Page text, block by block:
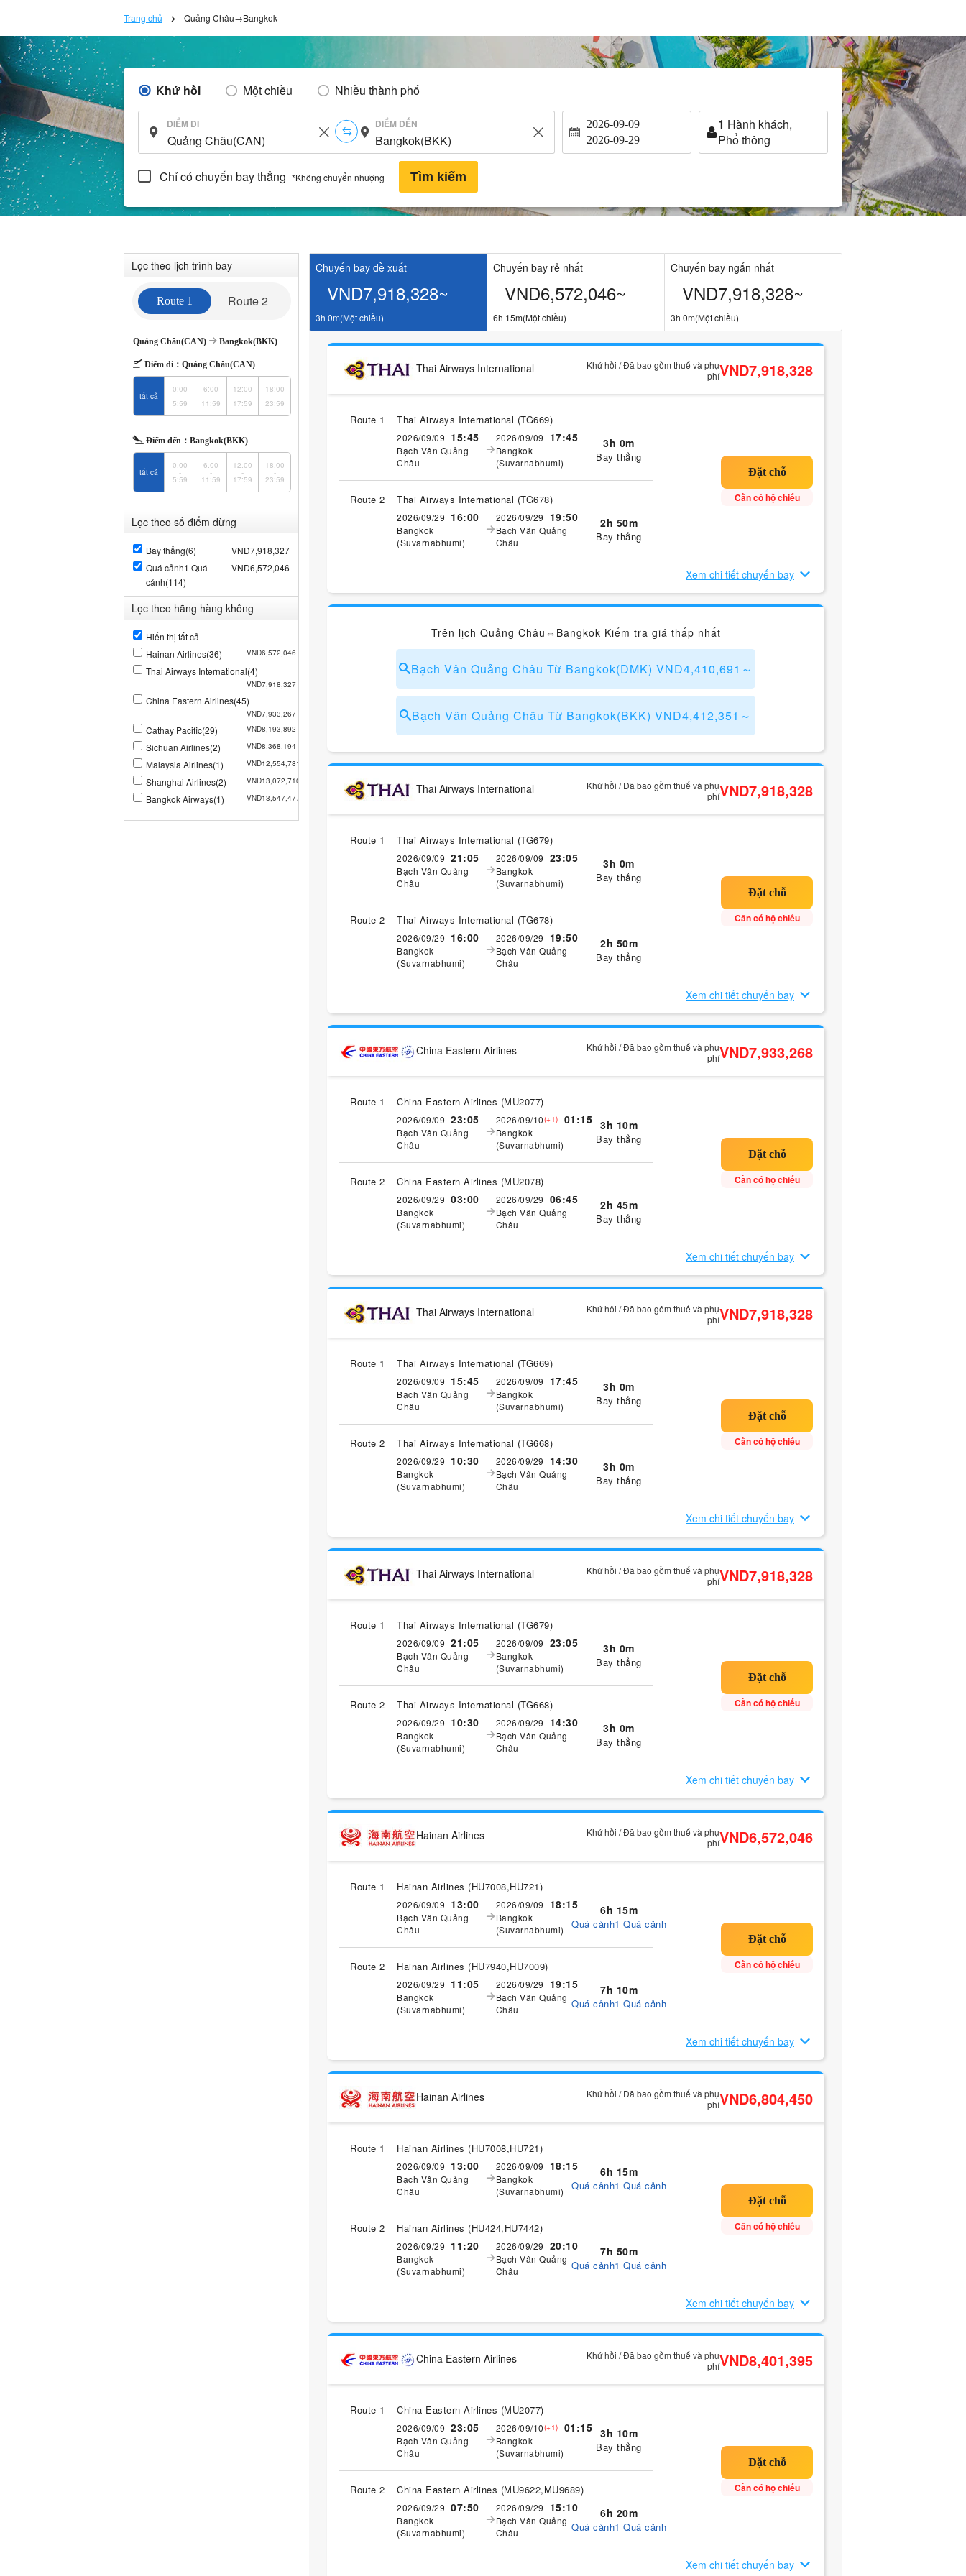
Trang chủ Quảng Châu→Bangkok
Khứ hồi Một chiều Nhiều thành phố
ĐIỂM ĐI ĐIỂM ĐẾN 2026-09-09
2026-09-29
1 Hành khách,
Phổ thông
Chỉ có chuyến bay thẳng *Không chuyển nhượng Tìm kiếm
Lọc theo lịch trình bay
Route 1 Route 2
Quảng Châu(CAN) Bangkok(BKK)
Điểm đi： Quảng Châu(CAN)
tất cả
0:00
-
5:59
6:00
-
11:59
12:00
-
17:59
18:00
-
23:59
Điểm đến： Bangkok(BKK)
tất cả
0:00
-
5:59
6:00
-
11:59
12:00
-
17:59
18:00
-
23:59
Lọc theo số điểm dừng
Bay thẳng(6)
VND7,918,327
Quá cảnh1 Quá
cảnh(114)
VND6,572,046
Lọc theo hãng hàng không
Hiển thị tất cả
Hainan Airlines(36)
VND6,572,046
Thai Airways International(4)
VND7,918,327
China Eastern Airlines(45)
VND7,933,267
Cathay Pacific(29) VND8,193,892
Sichuan Airlines(2) VND8,368,194
Malaysia Airlines(1) VND12,554,781
Shanghai Airlines(2) VND13,072,710
Bangkok Airways(1) VND13,547,477
Chuyến bay đề xuất
VND7,918,328~
3h 0m(Một chiều)
Chuyến bay rẻ nhất
VND6,572,046~
6h 15m(Một chiều)
Chuyến bay ngắn nhất
VND7,918,328~
3h 0m(Một chiều)
Thai Airways International
Khứ hồi / Đã bao gồm thuế và phụ
phíVND7,918,328
Route 1 Thai Airways International (TG669)
2026/09/09 15:45
Bạch Vân Quảng
Châu
2026/09/09 17:45
Bangkok
(Suvarnabhumi)
3h 0m
Bay thẳng
Route 2 Thai Airways International (TG678)
2026/09/29 16:00
Bangkok
(Suvarnabhumi)
2026/09/29 19:50
Bạch Vân Quảng
Châu
2h 50m
Bay thẳng
Cần có hộ chiếu
Xem chi tiết chuyến bay
Trên lịch Quảng Châu⇔Bangkok Kiểm tra giá thấp nhất
Bạch Vân Quảng Châu Từ Bangkok(DMK) VND4,410,691～
Bạch Vân Quảng Châu Từ Bangkok(BKK) VND4,412,351～
Thai Airways International
Khứ hồi / Đã bao gồm thuế và phụ
phíVND7,918,328
Route 1 Thai Airways International (TG679)
2026/09/09 21:05
Bạch Vân Quảng
Châu
2026/09/09 23:05
Bangkok
(Suvarnabhumi)
3h 0m
Bay thẳng
Route 2 Thai Airways International (TG678)
2026/09/29 16:00
Bangkok
(Suvarnabhumi)
2026/09/29 19:50
Bạch Vân Quảng
Châu
2h 50m
Bay thẳng
Cần có hộ chiếu
Xem chi tiết chuyến bay
China Eastern Airlines
Khứ hồi / Đã bao gồm thuế và phụ
phíVND7,933,268
Route 1 China Eastern Airlines (MU2077)
2026/09/09 23:05
Bạch Vân Quảng
Châu
2026/09/10(+1) 01:15
Bangkok
(Suvarnabhumi)
3h 10m
Bay thẳng
Route 2 China Eastern Airlines (MU2078)
2026/09/29 03:00
Bangkok
(Suvarnabhumi)
2026/09/29 06:45
Bạch Vân Quảng
Châu
2h 45m
Bay thẳng
Cần có hộ chiếu
Xem chi tiết chuyến bay
Thai Airways International
Khứ hồi / Đã bao gồm thuế và phụ
phíVND7,918,328
Route 1 Thai Airways International (TG669)
2026/09/09 15:45
Bạch Vân Quảng
Châu
2026/09/09 17:45
Bangkok
(Suvarnabhumi)
3h 0m
Bay thẳng
Route 2 Thai Airways International (TG668)
2026/09/29 10:30
Bangkok
(Suvarnabhumi)
2026/09/29 14:30
Bạch Vân Quảng
Châu
3h 0m
Bay thẳng
Cần có hộ chiếu
Xem chi tiết chuyến bay
Thai Airways International
Khứ hồi / Đã bao gồm thuế và phụ
phíVND7,918,328
Route 1 Thai Airways International (TG679)
2026/09/09 21:05
Bạch Vân Quảng
Châu
2026/09/09 23:05
Bangkok
(Suvarnabhumi)
3h 0m
Bay thẳng
Route 2 Thai Airways International (TG668)
2026/09/29 10:30
Bangkok
(Suvarnabhumi)
2026/09/29 14:30
Bạch Vân Quảng
Châu
3h 0m
Bay thẳng
Cần có hộ chiếu
Xem chi tiết chuyến bay
Hainan Airlines
Khứ hồi / Đã bao gồm thuế và phụ
phíVND6,572,046
Route 1 Hainan Airlines (HU7008,HU721)
2026/09/09 13:00
Bạch Vân Quảng
Châu
2026/09/09 18:15
Bangkok
(Suvarnabhumi)
6h 15m
Quá cảnh1 Quá cảnh
Route 2 Hainan Airlines (HU7940,HU7009)
2026/09/29 11:05
Bangkok
(Suvarnabhumi)
2026/09/29 19:15
Bạch Vân Quảng
Châu
7h 10m
Quá cảnh1 Quá cảnh
Cần có hộ chiếu
Xem chi tiết chuyến bay
Hainan Airlines
Khứ hồi / Đã bao gồm thuế và phụ
phíVND6,804,450
Route 1 Hainan Airlines (HU7008,HU721)
2026/09/09 13:00
Bạch Vân Quảng
Châu
2026/09/09 18:15
Bangkok
(Suvarnabhumi)
6h 15m
Quá cảnh1 Quá cảnh
Route 2 Hainan Airlines (HU424,HU7442)
2026/09/29 11:20
Bangkok
(Suvarnabhumi)
2026/09/29 20:10
Bạch Vân Quảng
Châu
7h 50m
Quá cảnh1 Quá cảnh
Cần có hộ chiếu
Xem chi tiết chuyến bay
China Eastern Airlines
Khứ hồi / Đã bao gồm thuế và phụ
phíVND8,401,395
Route 1 China Eastern Airlines (MU2077)
2026/09/09 23:05
Bạch Vân Quảng
Châu
2026/09/10(+1) 01:15
Bangkok
(Suvarnabhumi)
3h 10m
Bay thẳng
Route 2 China Eastern Airlines (MU9622,MU9689)
2026/09/29 07:50
Bangkok
(Suvarnabhumi)
2026/09/29 15:10
Bạch Vân Quảng
Châu
6h 20m
Quá cảnh1 Quá cảnh
Cần có hộ chiếu
Xem chi tiết chuyến bay